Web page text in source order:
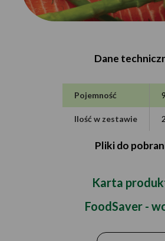
Dane
Pojemność
Ilość w zestawie
Pliki do
Karta
FoodSaver -